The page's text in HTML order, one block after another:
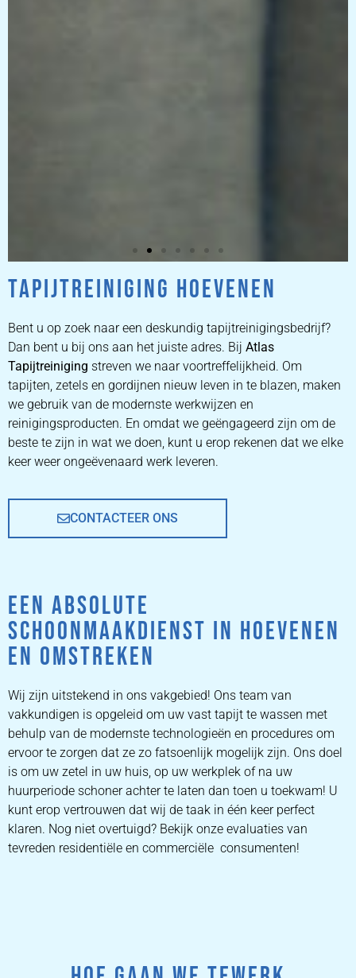
ZETEL
REINIGEN
ZETEL REINIGEN DOOR
PROFESSIONALS
PRIJZEN
TAPIJTREINIGING HOEVENEN
Bent u op zoek naar een deskundig tapijtreinigingsbedrijf?
Dan bent u bij ons aan het juiste adres. Bij Atlas
Tapijtreiniging streven we naar voortreffelijkheid. Om
tapijten, zetels en gordijnen nieuw leven in te blazen, maken
we gebruik van de modernste werkwijzen en
reinigingsproducten. En omdat we geëngageerd zijn om de
beste te zijn in wat we doen, kunt u erop rekenen dat we elke
keer weer ongeëvenaard werk leveren.
CONTACTEER ONS
EEN ABSOLUTE
SCHOONMAAKDIENST IN HOEVENEN
EN OMSTREKEN
Wij zijn uitstekend in ons vakgebied! Ons team van
vakkundigen is opgeleid om uw vast tapijt te wassen met
behulp van de modernste technologieën en procedures om
ervoor te zorgen dat ze zo fatsoenlijk mogelijk zijn. Ons doel
is om uw zetel in uw huis, op uw werkplek of na uw
huurperiode schoner achter te laten dan toen u toekwam! U
kunt erop vertrouwen dat wij de taak in één keer perfect
klaren. Nog niet overtuigd? Bekijk onze evaluaties van
tevreden residentiële en commerciële consumenten!